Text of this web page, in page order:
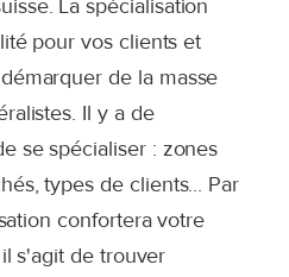
La spécialisation
pour vos clients et
de la masse
Il y a de
se spécialiser : zones
types de clients... Par
confortera votre
s'agit de trouver